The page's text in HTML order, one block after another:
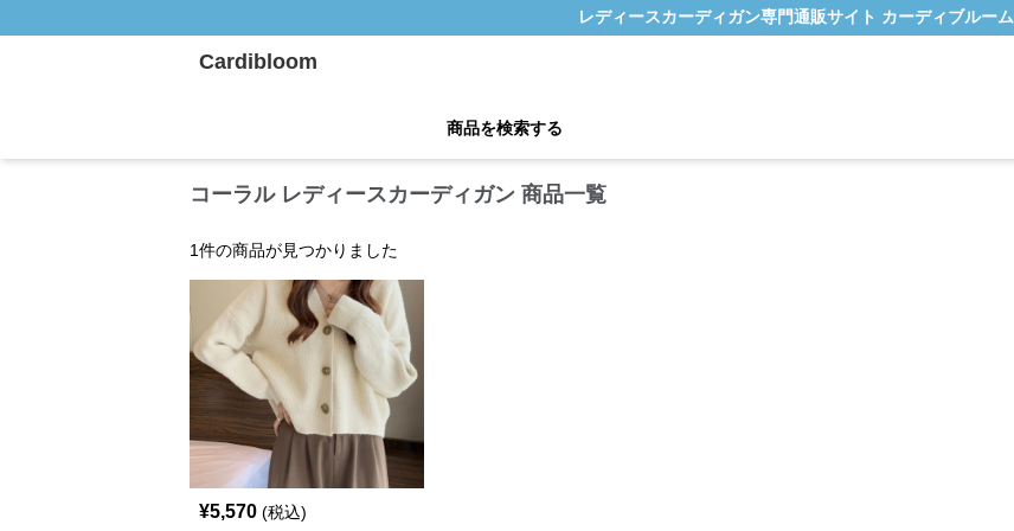
レディースカーディガン専門通販サイト カーディブルーム
Cardibloom
商品を検索する
コーラル レディースカーディガン 商品一覧
1件の商品が見つかりました
¥5,570 (税込)